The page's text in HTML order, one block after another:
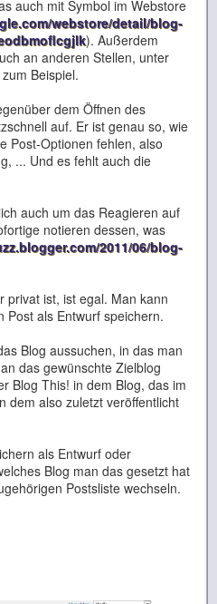
auch mit Symbol im Webstore
webstore/detail/blog-
). Außerdem
an anderen Stellen, unter
Beispiel.
dem Öffnen des
auf. Er ist genau so, wie
Post-Optionen fehlen, also
... Und es fehlt auch die
auch um das Reagieren auf
notieren dessen, was
2011/06/blog-
privat ist, ist egal. Man kann
Post als Entwurf speichern.
Blog aussuchen, in das man
das gewünschte Zielblog
Blog This! in dem Blog, das im
dem also zuletzt veröffentlicht
als Entwurf oder
Blog man das gesetzt hat
Postsliste wechseln.